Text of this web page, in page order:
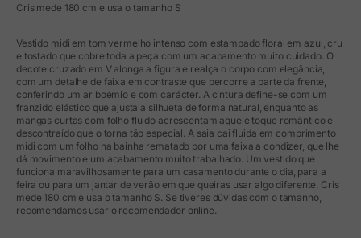
Cris mede 180 cm e usa o tamanho S
Vestido midi em tom vermelho intenso com estampado floral em azul, cru
e tostado que cobre toda a peça com um acabamento muito cuidado. O
decote cruzado em V alonga a figura e realça o corpo com elegância,
com um detalhe de faixa em contraste que percorre a parte da frente,
conferindo um ar boémio e com carácter. A cintura define-se com um
franzido elástico que ajusta a silhueta de forma natural, enquanto as
mangas curtas com folho fluido acrescentam aquele toque romântico e
descontraído que o torna tão especial. A saia cai fluida em comprimento
midi com um folho na bainha rematado por uma faixa a condizer, que lhe
dá movimento e um acabamento muito trabalhado. Um vestido que
funciona maravilhosamente para um casamento durante o dia, para a
feira ou para um jantar de verão em que queiras usar algo diferente. Cris
mede 180 cm e usa o tamanho S. Se tiveres dúvidas com o tamanho,
recomendamos usar o recomendador online.